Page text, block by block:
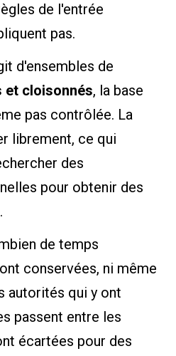
de l'entrée
pas.
d'ensembles de
et cloisonnés, la base
pas contrôlée. La
librement, ce qui
des
pour obtenir des
de temps
conservées, ni même
autorités qui y ont
passent entre les
écartées pour des